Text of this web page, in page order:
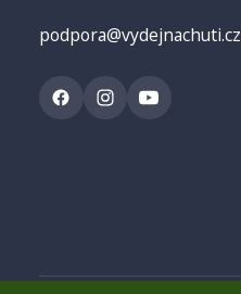
podpora@vydejnachuti.cz